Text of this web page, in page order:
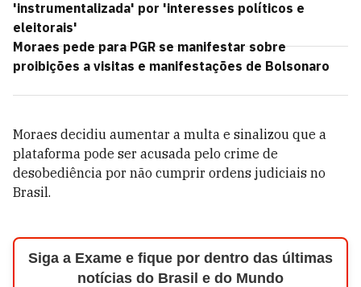
'instrumentalizada' por 'interesses políticos e
eleitorais'
Moraes pede para PGR se manifestar sobre
proibições a visitas e manifestações de Bolsonaro
Moraes decidiu aumentar a multa e sinalizou que a
plataforma pode ser acusada pelo crime de
desobediência por não cumprir ordens judiciais no
Brasil.
Siga a Exame e fique por dentro das últimas
notícias do Brasil e do Mundo